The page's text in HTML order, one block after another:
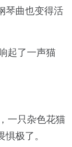
琴曲也变得活
起了一声猫
一只杂色花猫
极了。